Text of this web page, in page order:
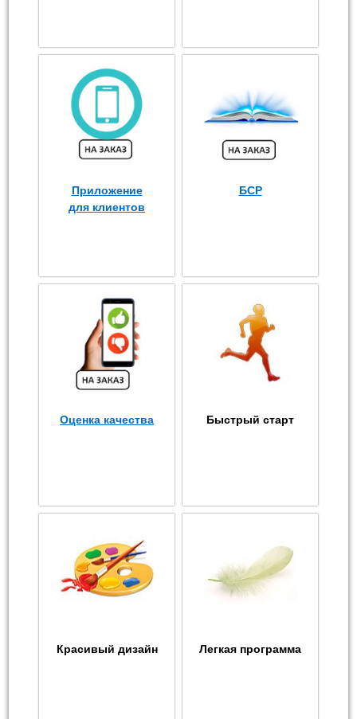
Приложение
для клиентов
БСР
Оценка качества Быстрый старт
Красивый дизайн Легкая программа